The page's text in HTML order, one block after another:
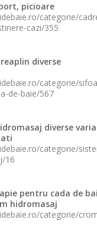
picioare
categorie/
cazi/355
diverse
categorie/
de-baie/567
diverse
categorie/
16
pentru cada de
hidromasaj
categorie/